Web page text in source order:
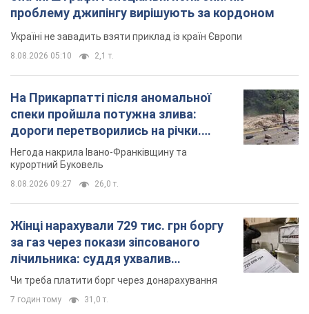
проблему джипінгу вирішують за кордоном
Україні не завадить взяти приклад із країн Європи
8.08.2026 05:10 2,1 т.
На Прикарпатті після аномальної
спеки пройшла потужна злива:
дороги перетворились на річки.
Відео
Негода накрила Івано-Франківщину та
курортний Буковель
8.08.2026 09:27 26,0 т.
Жінці нарахували 729 тис. грн боргу
за газ через покази зіпсованого
лічильника: суддя ухвалив
неочікуване рішення
Чи треба платити борг через донарахування
7 годин тому 31,0 т.